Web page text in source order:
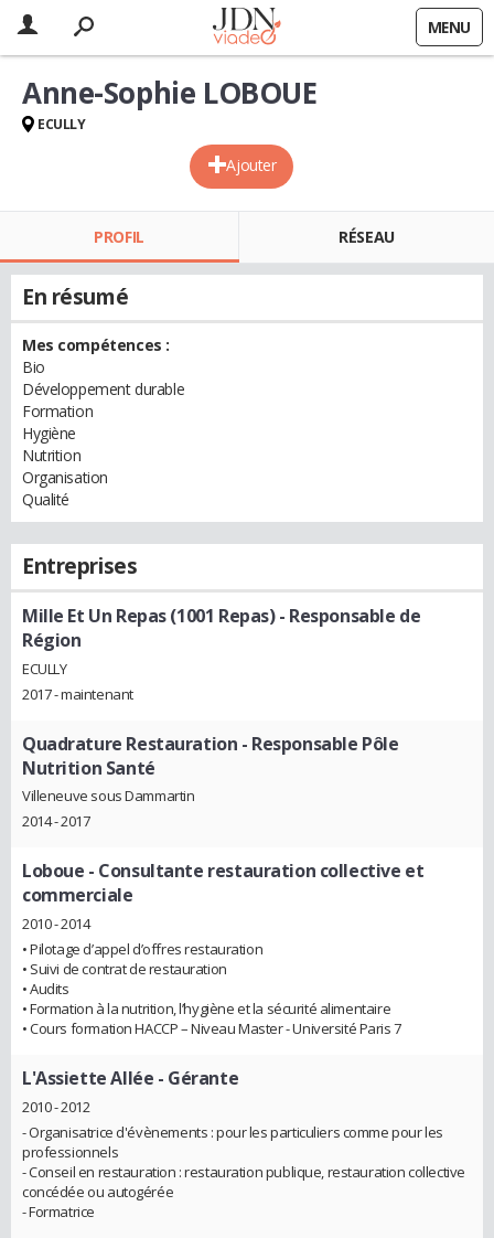
MENU
Ajouter
Anne-Sophie LOBOUE
ECULLY
PROFIL RÉSEAU
En résumé
Mes compétences :
Bio
Développement durable
Formation
Hygiène
Nutrition
Organisation
Qualité
Entreprises
Mille Et Un Repas (1001 Repas)- Responsable de
Région
ECULLY
2017 - maintenant
Quadrature Restauration - Responsable Pôle
Nutrition Santé
Villeneuve sous Dammartin
2014 - 2017
Loboue - Consultante restauration collective et
commerciale
2010 - 2014
• Pilotage d’appel d’offres restauration
• Suivi de contrat de restauration
• Audits
• Formation à la nutrition, l’hygiène et la sécurité alimentaire
• Cours formation HACCP – Niveau Master - Université Paris 7
L'Assiette AIlée - Gérante
2010 - 2012
- Organisatrice d'évènements : pour les particuliers comme pour les
professionnels
- Conseil en restauration : restauration publique, restauration collective
concédée ou autogérée
- Formatrice